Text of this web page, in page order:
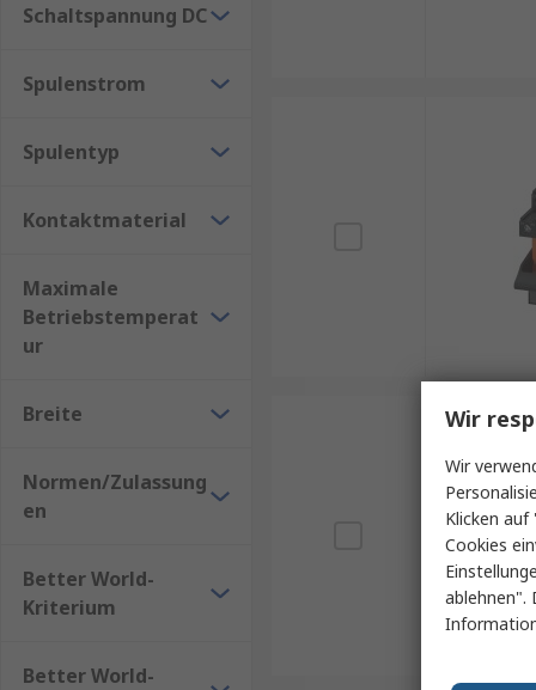
Schaltspannung DC
Spulenstrom
Spulentyp
Kontaktmaterial
Maximale
Betriebstemperat
ur
Breite
Normen/Zulassung
en
Better World-
Kriterium
Better World-
Wir
Wir
Klicken
Cookies
ablehnen".